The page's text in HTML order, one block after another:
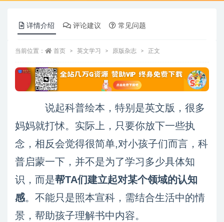
详情介绍 评论建议 常见问题
当前位置： 首页 英文学习 原版杂志 正文
说起科普绘本，特别是英文版，很多
妈妈就打怵。实际上，只要你放下一些执
念，相反会觉得很简单,对小孩子们而言，科
普启蒙一下，并不是为了学习多少具体知
识，而是帮TA们建立起对某个领域的认知
感。不能只是照本宣科，需结合生活中的情
景，帮助孩子理解书中内容。